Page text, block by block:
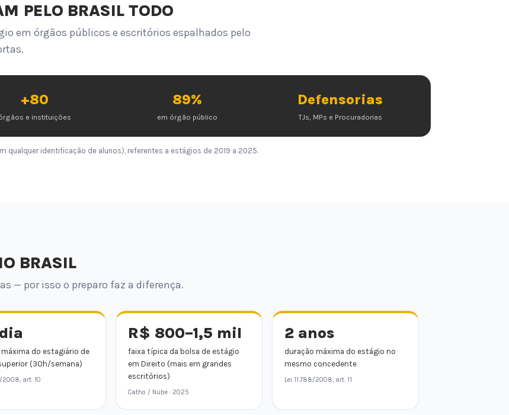
PELO BRASIL TODO
em órgãos públicos e escritórios espalhados pelo
+80
e instituições
89%
em órgão público
Defensorias
TJs, MPs e Procuradorias
qualquer identificação de alunos), referentes a estágios de 2019 a 2025.
BRASIL
— por isso o preparo faz a diferença.
do estagiário de
(30h/semana)
2008, art. 10
R$ 800–1,5 mil
faixa típica da bolsa de estágio
em Direito (mais em grandes
escritórios)
Catho / Nube · 2025
2 anos
duração máxima do estágio no
mesmo concedente
Lei 11.788/2008, art. 11